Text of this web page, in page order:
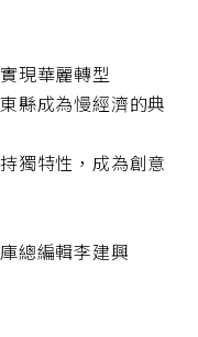
現華麗轉型
縣成為慢經濟的典
獨特性，成為創意
總編輯李建興